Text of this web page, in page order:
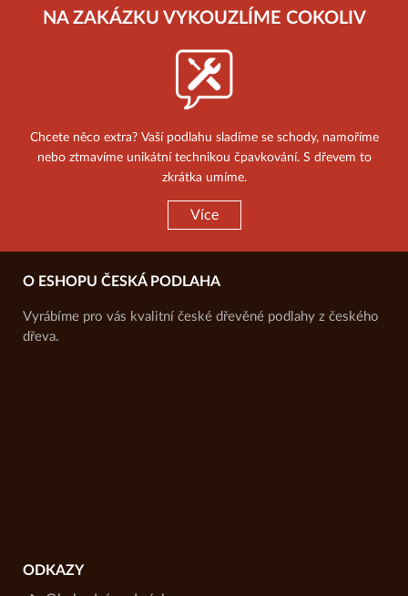
NA ZAKÁZKU VYKOUZLÍME COKOLIV
Chcete něco extra? Vaší podlahu sladíme se schody, namoříme
nebo ztmavíme unikátní technikou čpavkování. S dřevem to
zkrátka umíme.
Více
O ESHOPU ČESKÁ PODLAHA
Vyrábíme pro vás kvalitní české dřevěné podlahy z českého
dřeva.
ODKAZY